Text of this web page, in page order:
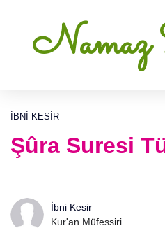
Namaz
İBNI KESIR
Şûra Suresi
İbni Kesir
Kur'an Müfessiri